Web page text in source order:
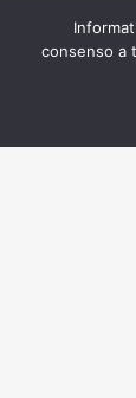
consenso a